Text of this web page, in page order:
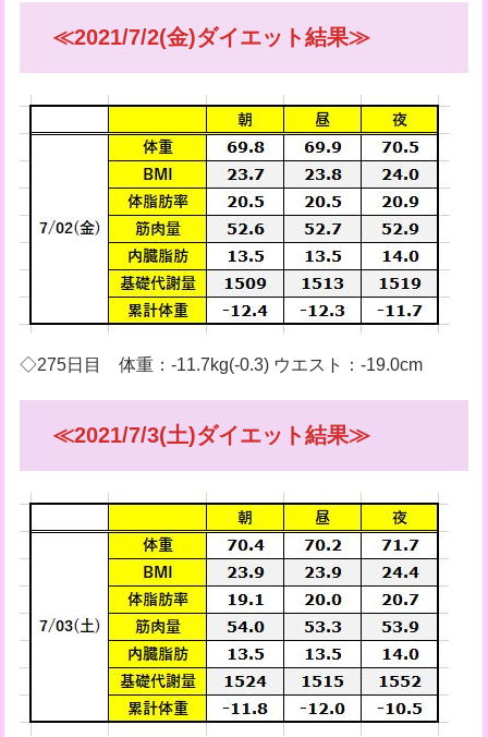
≪2021/7/2(金)ダイエット結果≫
◇275日目 体重：-11.7kg(-0.3) ウエスト：-19.0cm
≪2021/7/3(土)ダイエット結果≫